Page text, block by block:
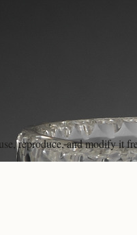
reproduce, and modify it